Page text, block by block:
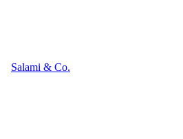
Salami & Co.